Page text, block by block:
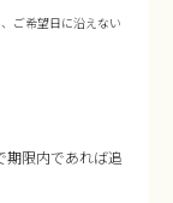
ご希望日に沿えない
期限内であれば追